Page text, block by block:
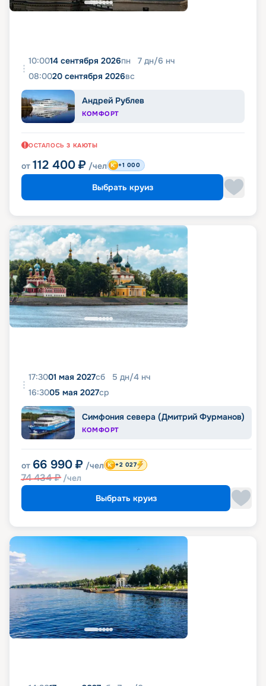
10:0014 сентября 2026пн 7 дн/6 нч
08:0020 сентября 2026вс
Андрей Рублев
КОМФОРТ
ОСТАЛОСЬ 3 КАЮТЫ
от 112 400 ₽ /чел +1 000
Выбрать круиз
17:3001 мая 2027сб 5 дн/4 нч
16:3005 мая 2027ср
Симфония севера (Дмитрий Фурманов)
КОМФОРТ
от 66 990 ₽ /чел
74 434₽ /чел
+2 027
Выбрать круиз